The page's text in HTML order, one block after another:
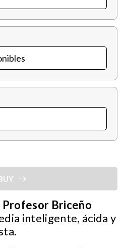
Profesor Briceño
inteligente, ácida y